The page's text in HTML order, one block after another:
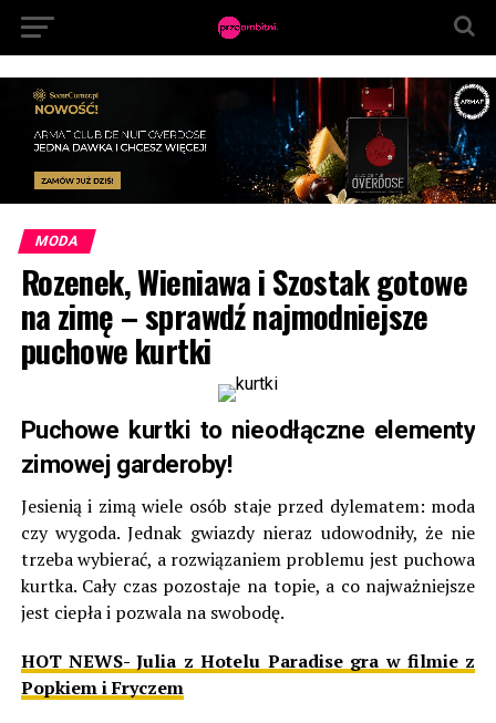
MODA
Rozenek, Wieniawa i Szostak gotowe
na zimę – sprawdź najmodniejsze
puchowe kurtki
Puchowe kurtki to nieodłączne elementy
zimowej garderoby!
Jesienią i zimą wiele osób staje przed dylematem: moda
czy wygoda. Jednak gwiazdy nieraz udowodniły, że nie
trzeba wybierać, a rozwiązaniem problemu jest puchowa
kurtka. Cały czas pozostaje na topie, a co najważniejsze
jest ciepła i pozwala na swobodę.
HOT NEWS- Julia z Hotelu Paradise gra w filmie z
Popkiem i Fryczem